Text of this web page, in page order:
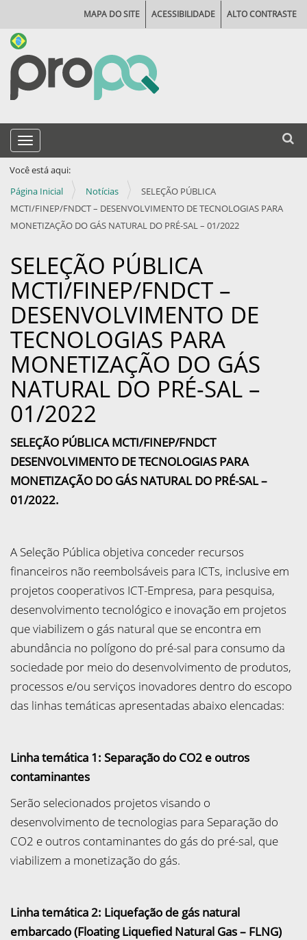
Busca
MAPA DO SITE ACESSIBILIDADE ALTO CONTRASTE
Toggle navigation
Você está aqui:
Página Inicial
Notícias
SELEÇÃO PÚBLICA
MCTI/FINEP/FNDCT – DESENVOLVIMENTO DE TECNOLOGIAS PARA
MONETIZAÇÃO DO GÁS NATURAL DO PRÉ-SAL – 01/2022
SELEÇÃO PÚBLICA
MCTI/FINEP/FNDCT –
DESENVOLVIMENTO DE
TECNOLOGIAS PARA
MONETIZAÇÃO DO GÁS
NATURAL DO PRÉ-SAL –
01/2022
SELEÇÃO PÚBLICA MCTI/FINEP/FNDCT
DESENVOLVIMENTO DE TECNOLOGIAS PARA
MONETIZAÇÃO DO GÁS NATURAL DO PRÉ-SAL –
01/2022.
A Seleção Pública objetiva conceder recursos
financeiros não reembolsáveis para ICTs, inclusive em
projetos cooperativos ICT-Empresa, para pesquisa,
desenvolvimento tecnológico e inovação em projetos
que viabilizem o gás natural que se encontra em
abundância no polígono do pré-sal para consumo da
sociedade por meio do desenvolvimento de produtos,
processos e/ou serviços inovadores dentro do escopo
das linhas temáticas apresentadas abaixo elencadas:
Linha temática 1: Separação do CO2 e outros
contaminantes
Serão selecionados projetos visando o
desenvolvimento de tecnologias para Separação do
CO2 e outros contaminantes do gás do pré-sal, que
viabilizem a monetização do gás.
Linha temática 2: Liquefação de gás natural
embarcado (Floating Liquefied Natural Gas – FLNG)